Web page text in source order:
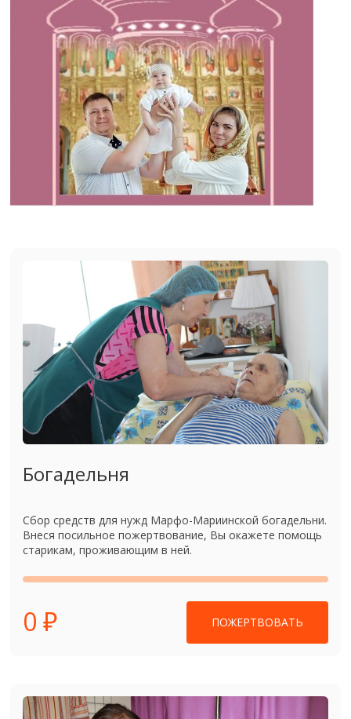
Богадельня
Сбор средств для нужд Марфо-Мариинской богадельни.
Внеся посильное пожертвование, Вы окажете помощь
старикам, проживающим в ней.
0 ₽ ПОЖЕРТВОВАТЬ